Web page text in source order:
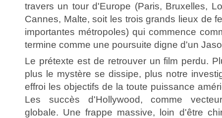
travers un tour d'Europe (Paris, Bruxelles,
Cannes, Malte, soit les trois grands lieux de
importantes métropoles) qui commence
termine comme une poursuite digne d'un
Le prétexte est de retrouver un film perdu.
plus le mystère se dissipe, plus notre
effroi les objectifs de la toute puissance
Les succès d'Hollywood, comme
globale. Une frappe massive, loin d'être